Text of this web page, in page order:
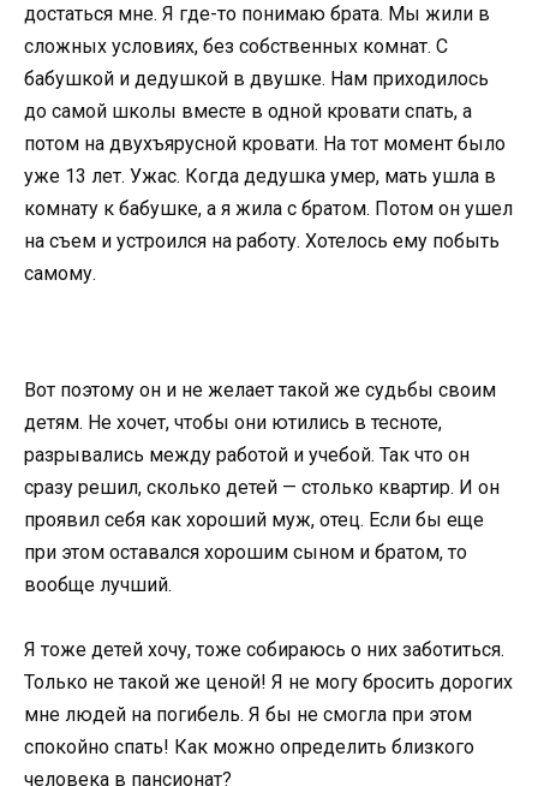
достаться мне. Я где-то понимаю брата. Мы жили в
сложных условиях, без собственных комнат. С
бабушкой и дедушкой в двушке. Нам приходилось
до самой школы вместе в одной кровати спать, а
потом на двухъярусной кровати. На тот момент было
уже 13 лет. Ужас. Когда дедушка умер, мать ушла в
комнату к бабушке, а я жила с братом. Потом он ушел
на съем и устроился на работу. Хотелось ему побыть
самому.
Вот поэтому он и не желает такой же судьбы своим
детям. Не хочет, чтобы они ютились в тесноте,
разрывались между работой и учебой. Так что он
сразу решил, сколько детей — столько квартир. И он
проявил себя как хороший муж, отец. Если бы еще
при этом оставался хорошим сыном и братом, то
вообще лучший.
Я тоже детей хочу, тоже собираюсь о них заботиться.
Только не такой же ценой! Я не могу бросить дорогих
мне людей на погибель. Я бы не смогла при этом
спокойно спать! Как можно определить близкого
человека в пансионат?